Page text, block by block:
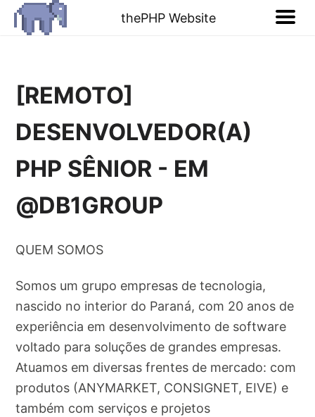
thePHP Website
[REMOTO]
DESENVOLVEDOR(A)
PHP SÊNIOR - EM
@DB1GROUP
QUEM SOMOS
Somos um grupo empresas de tecnologia,
nascido no interior do Paraná, com 20 anos de
experiência em desenvolvimento de software
voltado para soluções de grandes empresas.
Atuamos em diversas frentes de mercado: com
produtos (ANYMARKET, CONSIGNET, EIVE) e
também com serviços e projetos